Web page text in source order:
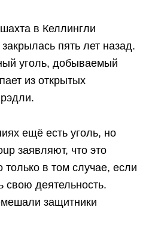
в Келлингли
пять лет назад.
уголь, добываемый
из открытых
ещё есть уголь, но
заявляют, что это
только в том случае, если
свою деятельность.
защитники